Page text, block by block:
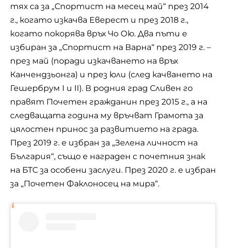
тях са за „Спортист на месец май“ през 2014
г., когато изкачва Еверест и през 2018 г.,
когато покорява връх Чо Ою. Два пъти е
избиран за „Спортист на Варна“ през 2019 г. –
през май (поради изкачването на връх
Канчендзьонга) и през юли (след качването на
Гешербрум I и II). В родния град Сливен го
правят Почетен гражданин през 2015 г., а на
следващата година му връчват Грамота за
цялостен принос за развитието на града.
През 2019 г. е избран за „Зелена личност на
България“, също е награден с почетния знак
на БТС за особени заслуги. През 2020 г. е избран
за „Почетен Факлоносец на мира“.